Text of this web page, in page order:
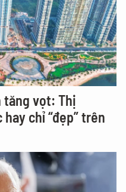
tăng vọt: Thị
chỉ “đẹp” trên